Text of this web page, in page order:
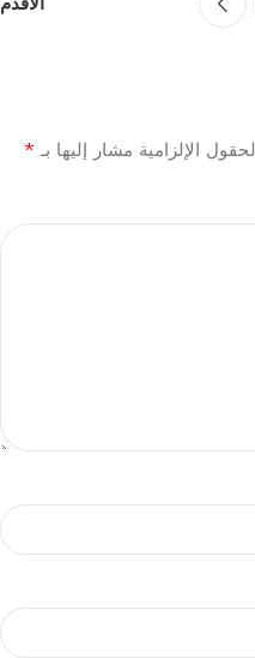
الحقول الإلزامية مشار إليها بـ *